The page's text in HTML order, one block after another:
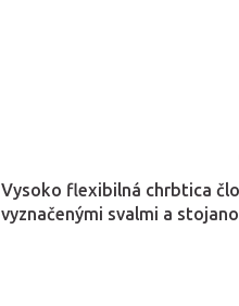
Vysoko flexibilná chrbtica
vyznačenými svalmi a